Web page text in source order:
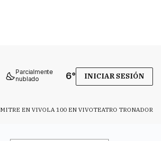
Parcialmente
nublado
6° INICIAR SESIÓN
MITRE EN VIVOLA 100 EN VIVOTEATRO TRONADOR